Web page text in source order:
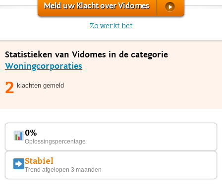
Meld uw Klacht over Vidomes
Zo werkt het
Statistieken van Vidomes in de categorie
Woningcorporaties
2 klachten gemeld
0%
Oplossingspercentage
Stabiel
Trend afgelopen 3 maanden